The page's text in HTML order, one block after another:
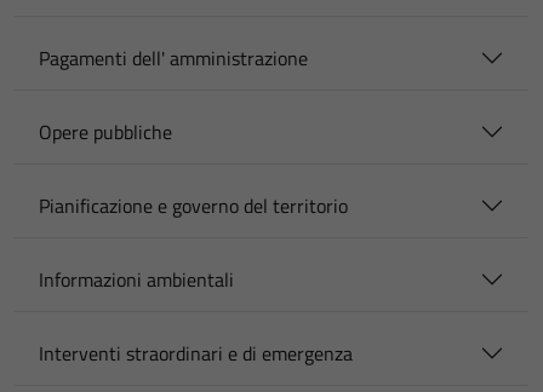
Pagamenti dell' amministrazione
Opere pubbliche
Pianificazione e governo del territorio
Informazioni ambientali
Interventi straordinari e di emergenza